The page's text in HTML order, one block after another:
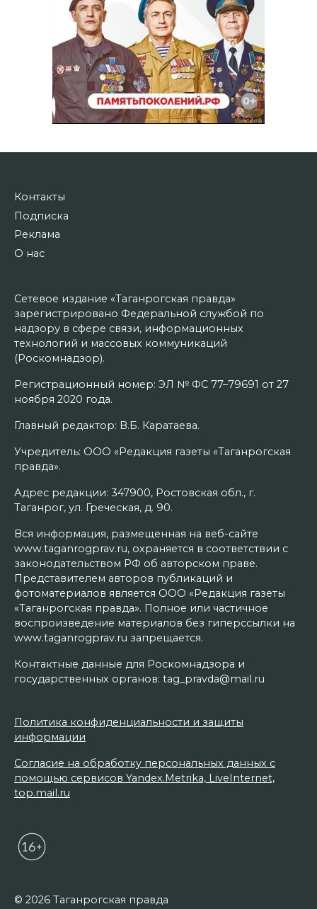
Контакты
Подписка
Реклама
О нас
Сетевое издание «Таганрогская правда»
зарегистрировано Федеральной службой по
надзору в сфере связи, информационных
технологий и массовых коммуникаций
(Роскомнадзор).
Регистрационный номер: ЭЛ № ФС 77–79691 от 27
ноября 2020 года.
Главный редактор: В.Б. Каратаева.
Учредитель: ООО «Редакция газеты «Таганрогская
правда».
Адрес редакции: 347900, Ростовская обл., г.
Таганрог, ул. Греческая, д. 90.
Вся информация, размещенная на веб-сайте
www.taganrogprav.ru, охраняется в соответствии с
законодательством РФ об авторском праве.
Представителем авторов публикаций и
фотоматериалов является ООО «Редакция газеты
«Таганрогская правда». Полное или частичное
воспроизведение материалов без гиперссылки на
www.taganrogprav.ru запрещается.
Контактные данные для Роскомнадзора и
государственных органов: tag_pravda@mail.ru
Политика конфиденциальности и защиты
информации
Согласие на обработку персональных данных с
помощью сервисов Yandex.Metrika, LiveInternet,
top.mail.ru
© 2026 Таганрогская правда